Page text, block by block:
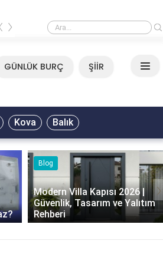
Ali Asker - Şu Metrisin Önü Sözleri
›
GÜNLÜK BURÇ ŞİİR
Kova Balık
Blog
Modern Villa Kapısı 2026 |
Güvenlik, Tasarım ve Yalıtım
Rehberi
›